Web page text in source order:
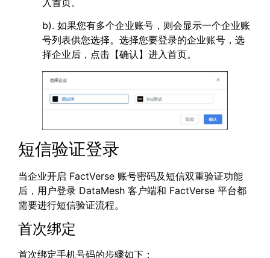
b). 如果您有多个企业账号，则会显示一个企业账
号列表供您选择。选择您要登录的企业账号，选
择企业后，点击【确认】进入首页。
短信验证登录
当企业开启 FactVerse 账号密码及短信双重验证功能
后，用户登录 DataMesh 客户端和 FactVerse 平台都
需要进行短信验证流程。
首次绑定
首次绑定手机号码的步骤如下：